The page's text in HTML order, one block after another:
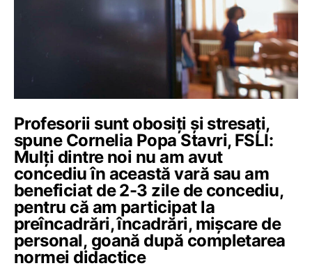
Profesorii sunt obosiți și stresați,
spune Cornelia Popa Stavri, FSLI:
Mulți dintre noi nu am avut
concediu în această vară sau am
beneficiat de 2-3 zile de concediu,
pentru că am participat la
preîncadrări, încadrări, mișcare de
personal, goană după completarea
normei didactice